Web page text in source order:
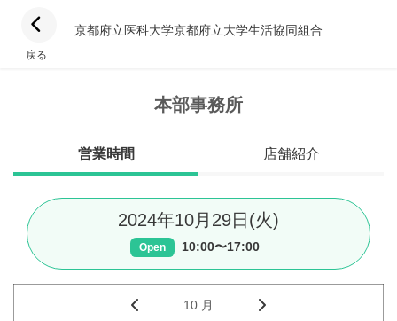
戻る
京都府立医科大学京都府立大学生活協同組合
本部事務所
営業時間 店舗紹介
2024年10月29日(火)
Open 10:00〜17:00
10 月